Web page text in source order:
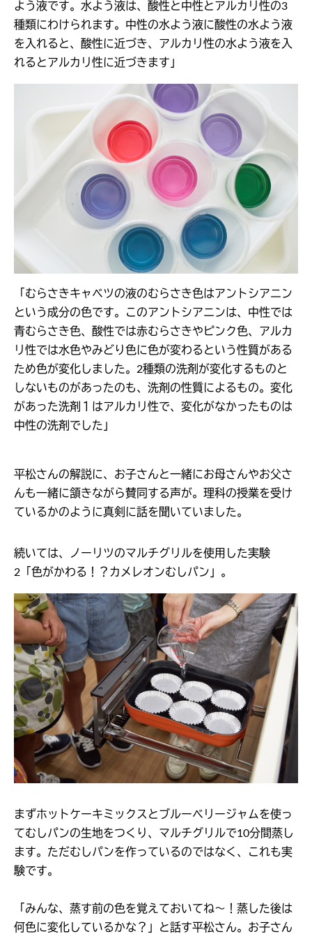
よう液です。水よう液は、酸性と中性とアルカリ性の3
種類にわけられます。中性の水よう液に酸性の水よう液
を入れると、酸性に近づき、アルカリ性の水よう液を入
れるとアルカリ性に近づきます」
「むらさきキャベツの液のむらさき色はアントシアニン
という成分の色です。このアントシアニンは、中性では
青むらさき色、酸性では赤むらさきやピンク色、アルカ
リ性では水色やみどり色に色が変わるという性質がある
ため色が変化しました。2種類の洗剤が変化するものと
しないものがあったのも、洗剤の性質によるもの。変化
があった洗剤１はアルカリ性で、変化がなかったものは
中性の洗剤でした」
平松さんの解説に、お子さんと一緒にお母さんやお父さ
んも一緒に頷きながら賛同する声が。理科の授業を受け
ているかのように真剣に話を聞いていました。
続いては、ノーリツのマルチグリルを使用した実験
2「色がかわる！？カメレオンむしパン」。
まずホットケーキミックスとブルーベリージャムを使っ
てむしパンの生地をつくり、マルチグリルで10分間蒸し
ます。ただむしパンを作っているのではなく、これも実
験です。
「みんな、蒸す前の色を覚えておいてね～！蒸した後は
何色に変化しているかな？」と話す平松さん。お子さん